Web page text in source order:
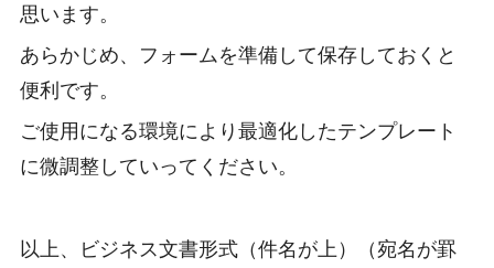
思います。
あらかじめ、フォームを準備して保存しておくと
便利です。
ご使用になる環境により最適化したテンプレート
に微調整していってください。
以上、ビジネス文書形式（件名が上）（宛名が罫